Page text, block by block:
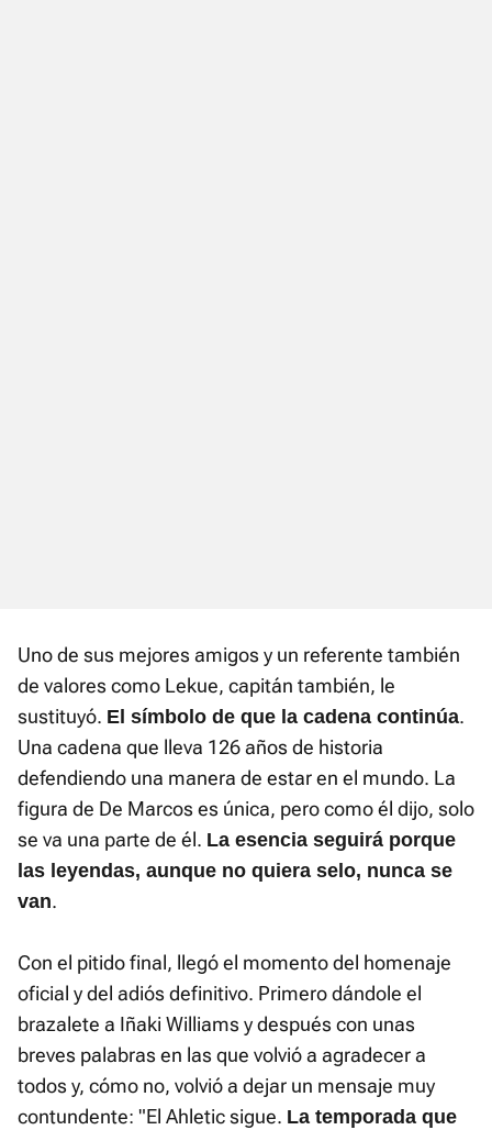
Uno de sus mejores amigos y un referente también
de valores como Lekue, capitán también, le
sustituyó. El símbolo de que la cadena continúa.
Una cadena que lleva 126 años de historia
defendiendo una manera de estar en el mundo. La
figura de De Marcos es única, pero como él dijo, solo
se va una parte de él. La esencia seguirá porque
las leyendas, aunque no quiera selo, nunca se
van.
Con el pitido final, llegó el momento del homenaje
oficial y del adiós definitivo. Primero dándole el
brazalete a Iñaki Williams y después con unas
breves palabras en las que volvió a agradecer a
todos y, cómo no, volvió a dejar un mensaje muy
contundente: "El Ahletic sigue. La temporada que